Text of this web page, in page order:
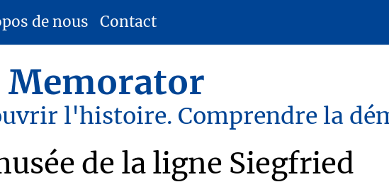
de nous Contact
Memorator
l'histoire. Comprendre la
de la ligne Siegfried